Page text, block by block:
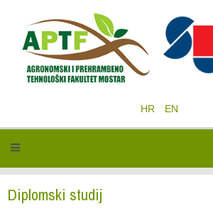
HR EN
Diplomski studij